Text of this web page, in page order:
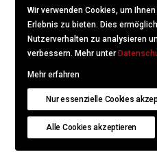
Postulat
Anrufe. Braucht
Massnahmen?»
Eingereicht von:
Fraktion. Die Mitte. EVP.
Mehr lesen
Wir verwenden Cookies, um
Erlebnis zu bieten. Dies
Nutzerverhalten zu analysieren
verbessern. Mehr unter
Mehr erfahren
Nur essenzielle Cookies
Alle Cookies akzeptieren